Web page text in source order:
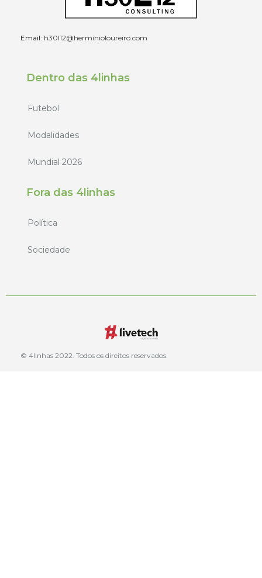
Email: h30l12@herminioloureiro.com
Dentro das 4linhas
Futebol
Modalidades
Mundial 2026
Fora das 4linhas
Política
Sociedade
© 4linhas 2022. Todos os direitos reservados.